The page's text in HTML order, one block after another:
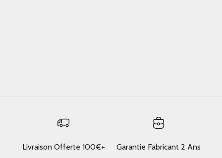
Livraison Offerte 100€+
Garantie Fabricant 2 Ans